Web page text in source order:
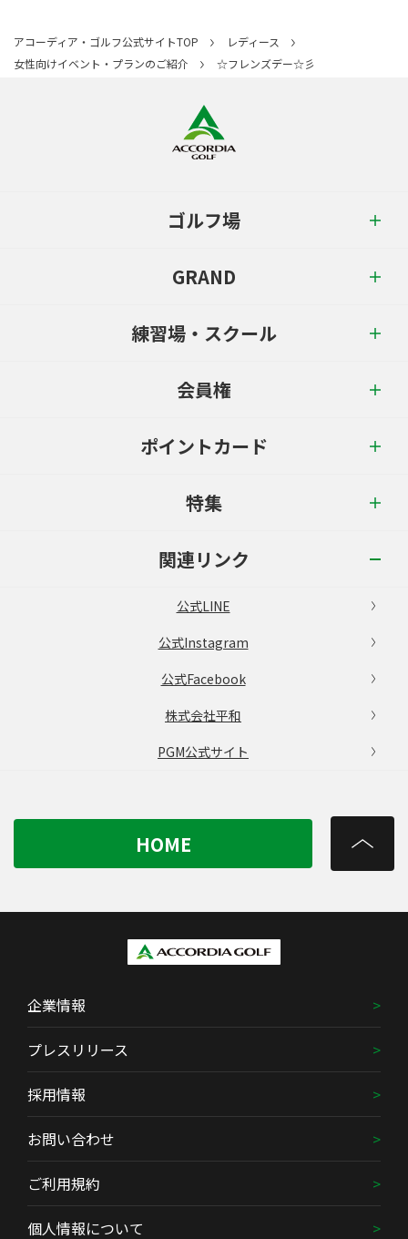
アコーディア・ゴルフ公式サイトTOP
レディース
女性向けイベント・プランのご紹介
☆フレンズデー☆彡
ゴルフ場
GRAND
練習場・スクール
会員権
ポイントカード
特集
関連リンク
公式LINE
公式Instagram
公式Facebook
株式会社平和
PGM公式サイト
HOME
企業情報
プレスリリース
採用情報
お問い合わせ
ご利用規約
個人情報について